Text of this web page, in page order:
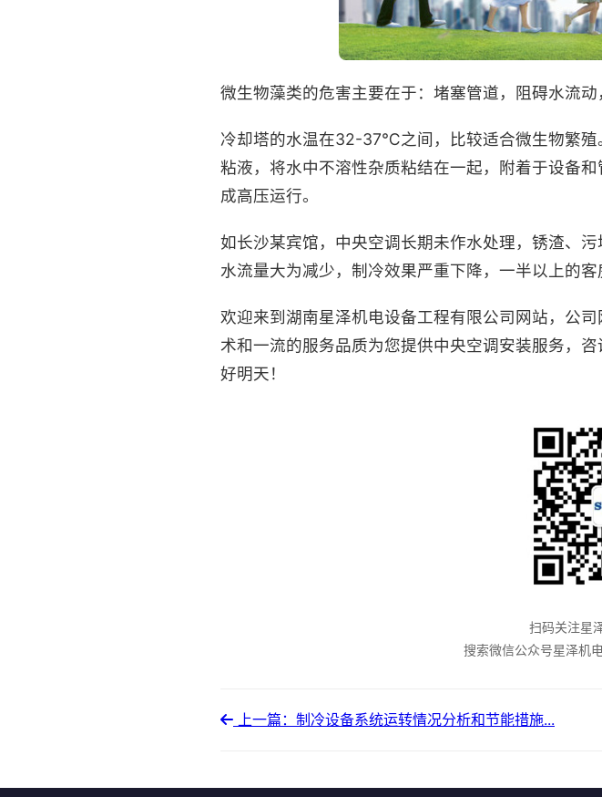
微生物藻类的危害主要在于：堵塞管道，阻碍水流动
冷却塔的水温在32-37℃之间，比较适合微生物繁
粘液，将水中不溶性杂质粘结在一起，附着于设备
成高压运行。
如长沙某宾馆，中央空调长期未作水处理，锈渣、
水流量大为减少，制冷效果严重下降，一半以上的
欢迎来到湖南星泽机电设备工程有限公司网站，公
术和一流的服务品质为您提供中央空调安装服务，
好明天！
扫码关注星
搜索微信公众号星泽机
上一篇：制冷设备系统运转情况分析和节能措施...